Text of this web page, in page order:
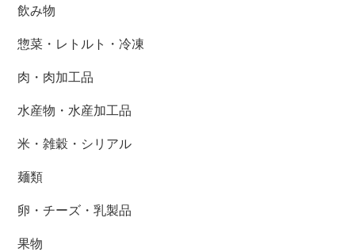
飲み物
惣菜・レトルト・冷凍
肉・肉加工品
水産物・水産加工品
米・雑穀・シリアル
麺類
卵・チーズ・乳製品
果物